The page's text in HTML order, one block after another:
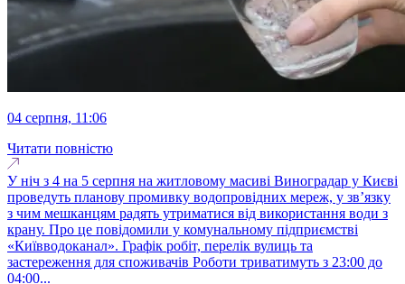
04 серпня, 11:06
Читати повністю
У ніч з 4 на 5 серпня на житловому масиві Виноградар у Києві
проведуть планову промивку водопровідних мереж, у зв’язку
з чим мешканцям радять утриматися від використання води з
крану. Про це повідомили у комунальному підприємстві
«Київводоканал». Графік робіт, перелік вулиць та
застереження для споживачів Роботи триватимуть з 23:00 до
04:00...